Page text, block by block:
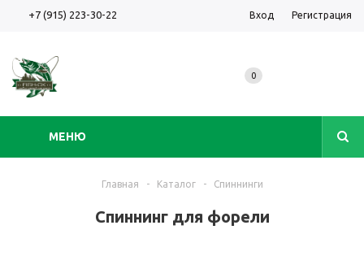
+7 (915) 223-30-22 Вход Регистрация
МЕНЮ
0
Главная - Каталог - Спиннинги
Спиннинг для форели